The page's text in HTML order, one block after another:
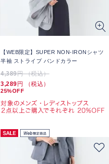
【WEB限定】SUPER NON-IRONシャツ
半袖 ストライプ バンドカラー
4,389円 （税込）
3,289 円 （税込）
25%OFF